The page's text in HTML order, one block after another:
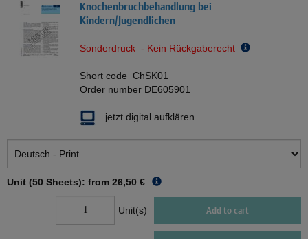
Knochenbruchbehandlung bei
Kindern/Jugendlichen
Sonderdruck - Kein Rückgaberecht
Short code ChSK01
Order number DE605901
jetzt digital aufklären
Unit (50 Sheets): from 26,50 €
Unit(s) Add to cart